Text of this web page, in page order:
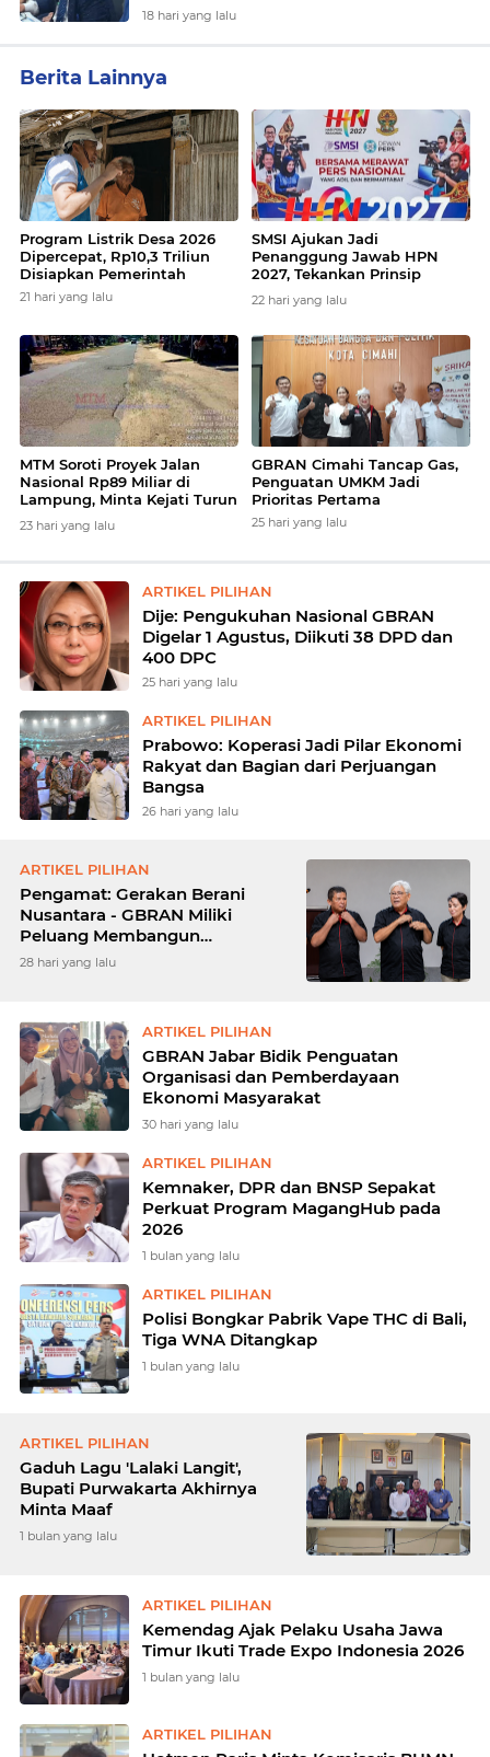
18 hari yang lalu
Berita Lainnya
Program Listrik Desa 2026
Dipercepat, Rp10,3 Triliun
Disiapkan Pemerintah
21 hari yang lalu
SMSI Ajukan Jadi
Penanggung Jawab HPN
2027, Tekankan Prinsip
Bagi Konstituen Dewan Pers
22 hari yang lalu
MTM Soroti Proyek Jalan
Nasional Rp89 Miliar di
Lampung, Minta Kejati Turun
23 hari yang lalu
GBRAN Cimahi Tancap Gas,
Penguatan UMKM Jadi
Prioritas Pertama
25 hari yang lalu
ARTIKEL PILIHAN
Dije: Pengukuhan Nasional GBRAN
Digelar 1 Agustus, Diikuti 38 DPD dan
400 DPC
25 hari yang lalu
ARTIKEL PILIHAN
Prabowo: Koperasi Jadi Pilar Ekonomi
Rakyat dan Bagian dari Perjuangan
Bangsa
26 hari yang lalu
ARTIKEL PILIHAN
Pengamat: Gerakan Berani
Nusantara - GBRAN Miliki
Peluang Membangun
Identitasnya Sendiri
28 hari yang lalu
ARTIKEL PILIHAN
GBRAN Jabar Bidik Penguatan
Organisasi dan Pemberdayaan
Ekonomi Masyarakat
30 hari yang lalu
ARTIKEL PILIHAN
Kemnaker, DPR dan BNSP Sepakat
Perkuat Program MagangHub pada
2026
1 bulan yang lalu
ARTIKEL PILIHAN
Polisi Bongkar Pabrik Vape THC di Bali,
Tiga WNA Ditangkap
1 bulan yang lalu
ARTIKEL PILIHAN
Gaduh Lagu 'Lalaki Langit',
Bupati Purwakarta Akhirnya
Minta Maaf
1 bulan yang lalu
ARTIKEL PILIHAN
Kemendag Ajak Pelaku Usaha Jawa
Timur Ikuti Trade Expo Indonesia 2026
1 bulan yang lalu
ARTIKEL PILIHAN